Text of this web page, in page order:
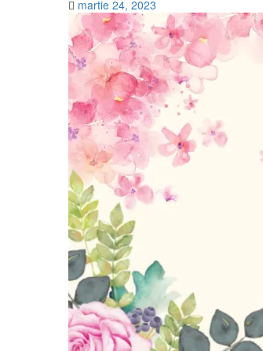
martie 24, 2023